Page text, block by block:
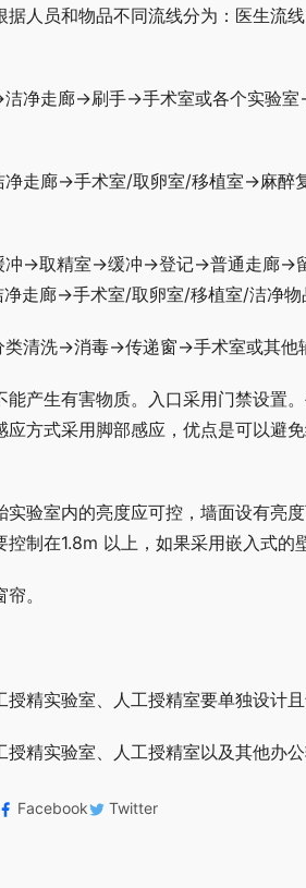
人员和物品不同流线分为：医生流
净走廊→刷手→手术室或各个实验
走廊→手术室/取卵室/移植室→麻
→取精室→缓冲→登记→普通走廊→
廊→手术室/取卵室/移植室/洁净物
清洗→消毒→传递窗→手术室或其他
能产生有害物质。入口采用门禁设置
方式采用脚部感应，优点是可以避
验室内的亮度应可控，墙面设有亮
制在1.8m 以上，如果采用嵌入式的
。
精实验室、人工授精室要单独设计且
精实验室、人工授精室以及其他办公
Facebook Twitter